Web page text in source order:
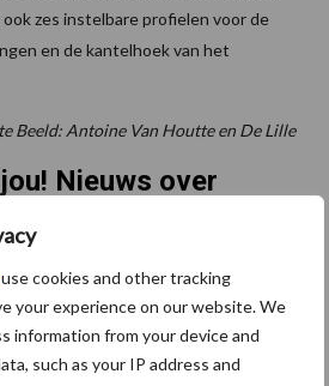
use cookies and other tracking
your experience on our website. We
information from your device and
such as your IP address and
zes instelbare profielen voor de
en de kantelhoek van het
Beeld: Antoine Van Houtte en De Lille
Nieuws over
Van
nieuwe
dealer